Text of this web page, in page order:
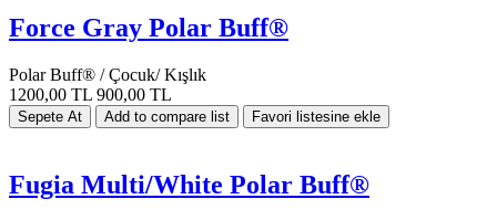
Force Gray Polar Buff®
Polar Buff® / Çocuk/ Kışlık
1200,00 TL 900,00 TL
Fugia Multi/White Polar Buff®